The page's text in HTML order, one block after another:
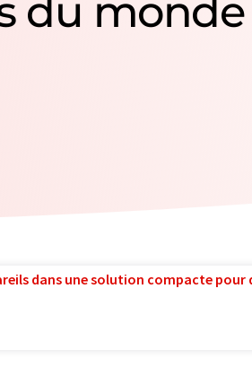
du monde
dans une solution compacte pour